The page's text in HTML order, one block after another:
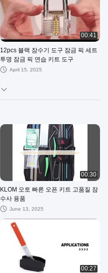
00:41
12pcs 블랙 잠수기 도구 잠금 픽 세트
투명 잠금 픽 연습 키트 도구
April 15, 2025
00:30
KLOM 오토 빠른 오픈 키트 고품질 잠
수사 용품
June 13, 2025
00:27